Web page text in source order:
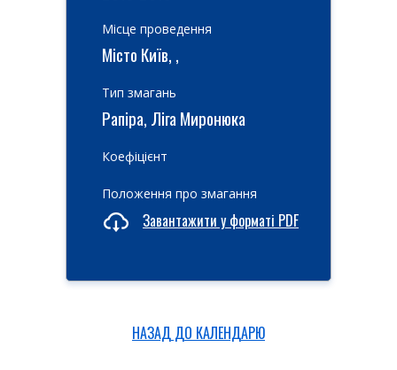
Місце проведення
Місто Київ, ,
Тип змагань
Рапіра, Ліга Миронюка
Коефіцієнт
Положення про змагання
Завантажити у форматі PDF
НАЗАД ДО КАЛЕНДАРЮ